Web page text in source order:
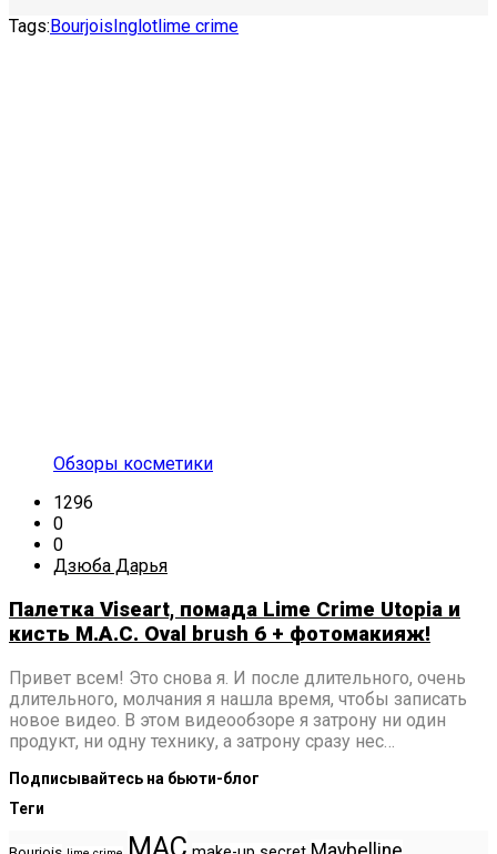
Tags:BourjoisInglotlime crime
Обзоры косметики
1296
0
0
Дзюба Дарья
Палетка Viseart, помада Lime Crime Utopia и
кисть M.A.C. Oval brush 6 + фотомакияж!
Привет всем! Это снова я. И после длительного, очень
длительного, молчания я нашла время, чтобы записать
новое видео. В этом видеообзоре я затрону ни один
продукт, ни одну технику, а затрону сразу нес…
Подписывайтесь на бьюти-блог
Теги
MAC